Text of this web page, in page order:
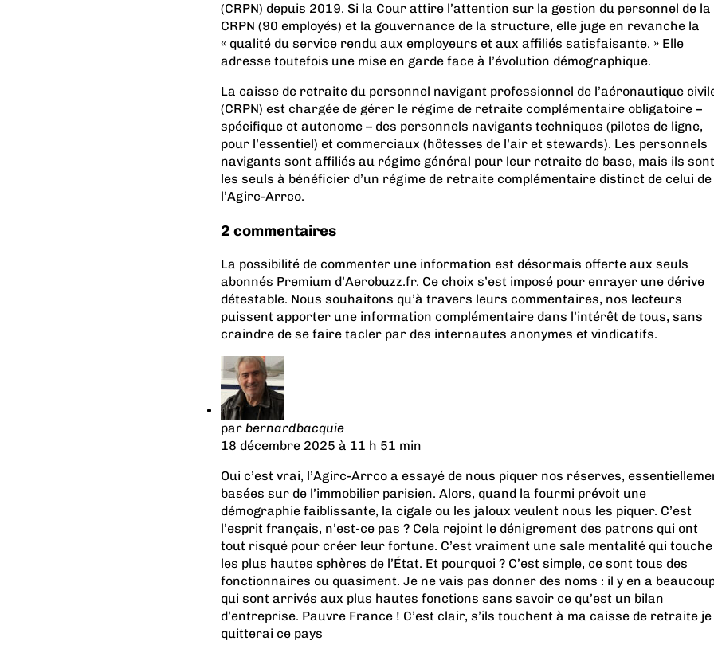
(CRPN) depuis 2019. Si la Cour attire l’attention sur la gestion du personnel de la
CRPN (90 employés) et la gouvernance de la structure, elle juge en revanche la
« qualité du service rendu aux employeurs et aux affiliés satisfaisante. » Elle
adresse toutefois une mise en garde face à l’évolution démographique.
La caisse de retraite du personnel navigant professionnel de l’aéronautique
(CRPN) est chargée de gérer le régime de retraite complémentaire obligatoire –
spécifique et autonome – des personnels navigants techniques (pilotes de ligne,
pour l’essentiel) et commerciaux (hôtesses de l’air et stewards). Les personnels
navigants sont affiliés au régime général pour leur retraite de base, mais ils sont
les seuls à bénéficier d’un régime de retraite complémentaire distinct de celui de
l’Agirc-Arrco.
2 commentaires
La possibilité de commenter une information est désormais offerte aux seuls
abonnés Premium d’Aerobuzz.fr. Ce choix s’est imposé pour enrayer une dérive
détestable. Nous souhaitons qu’à travers leurs commentaires, nos lecteurs
puissent apporter une information complémentaire dans l’intérêt de tous, sans
craindre de se faire tacler par des internautes anonymes et vindicatifs.
par bernardbacquie
18 décembre 2025 à 11 h 51 min
Oui c’est vrai, l’Agirc-Arrco a essayé de nous piquer nos réserves,
basées sur de l’immobilier parisien. Alors, quand la fourmi prévoit une
démographie faiblissante, la cigale ou les jaloux veulent nous les piquer. C’est
l’esprit français, n’est-ce pas ? Cela rejoint le dénigrement des patrons qui ont
tout risqué pour créer leur fortune. C’est vraiment une sale mentalité qui touche
les plus hautes sphères de l’État. Et pourquoi ? C’est simple, ce sont tous des
fonctionnaires ou quasiment. Je ne vais pas donner des noms : il y en a
qui sont arrivés aux plus hautes fonctions sans savoir ce qu’est un bilan
d’entreprise. Pauvre France ! C’est clair, s’ils touchent à ma caisse de retraite je
quitterai ce pays